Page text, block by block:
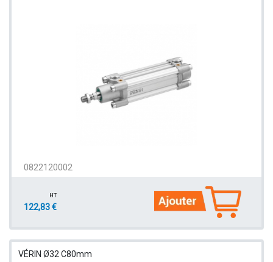
0822120002
HT
122,83 €
VÉRIN Ø32 C80mm